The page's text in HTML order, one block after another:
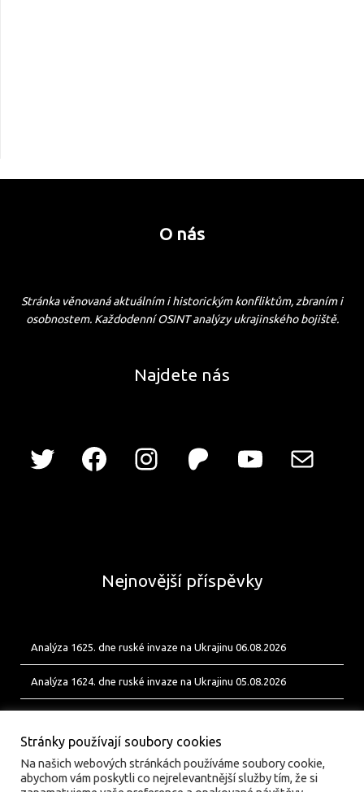
O nás
Stránka věnovaná aktuálním i historickým konfliktům, zbraním i
osobnostem. Každodenní OSINT analýzy ukrajinského bojiště.
Najdete nás
Nejnovější příspěvky
Analýza 1625. dne ruské invaze na Ukrajinu 06.08.2026
Analýza 1624. dne ruské invaze na Ukrajinu 05.08.2026
Stránky používají soubory cookies
Na našich webových stránkách používáme soubory cookie,
abychom vám poskytli co nejrelevantnější služby tím, že si